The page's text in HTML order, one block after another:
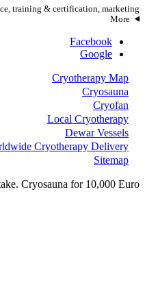
training & certification, marketing &
More
Facebook
Google
Cryotherapy Map
Cryosauna
Cryofan
Local Cryotherapy
Dewar Vessels
Cryotherapy Delivery
Sitemap
Cryosauna for 10,000 Euro